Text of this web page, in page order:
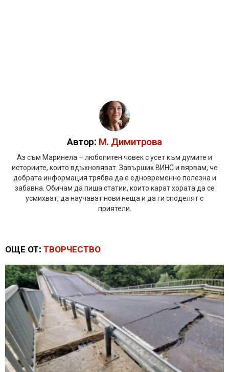
Автор: М. Димитрова
Аз съм Маринела – любопитен човек с усет към думите и
историите, които вдъхновяват. Завърших ВИНС и вярвам, че
добрата информация трябва да е едновременно полезна и
забавна. Обичам да пиша статии, които карат хората да се
усмихват, да научават нови неща и да ги споделят с
приятели.
ОЩЕ ОТ: ТВОРЧЕСТВО